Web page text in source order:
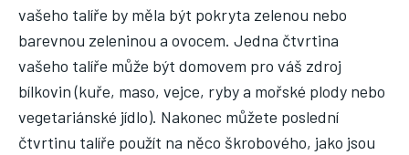
vašeho talíře by měla být pokryta zelenou nebo
barevnou zeleninou a ovocem. Jedna čtvrtina
vašeho talíře může být domovem pro váš zdroj
bílkovin (kuře, maso, vejce, ryby a mořské plody nebo
vegetariánské jídlo). Nakonec můžete poslední
čtvrtinu talíře použít na něco škrobového, jako jsou